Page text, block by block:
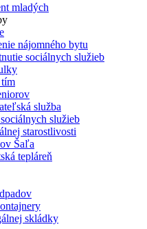
mladých
nájomného bytu
sociálnych služieb
služba
služieb
starostlivosti
Šaľa
tepláreň
skládky